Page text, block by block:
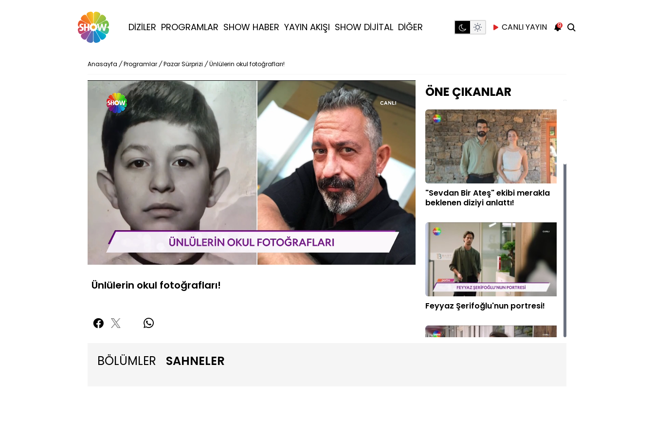
DİZİLER PROGRAMLAR SHOW HABER YAYIN AKIŞI SHOW DİJİTAL DİĞER CANLI YAYIN 9
Anasayfa / Programlar / Pazar Sürprizi / Ünlülerin okul fotoğrafları!
Sessiz 1080P
Yüklendi
5.34%
Ünlülerin okul fotoğrafları!
ÖNE ÇIKANLAR
"Sevdan Bir Ateş" ekibi merakla
beklenen diziyi anlattı!
Feyyaz Şerifoğlu'nun portresi!
BÖLÜMLER SAHNELER